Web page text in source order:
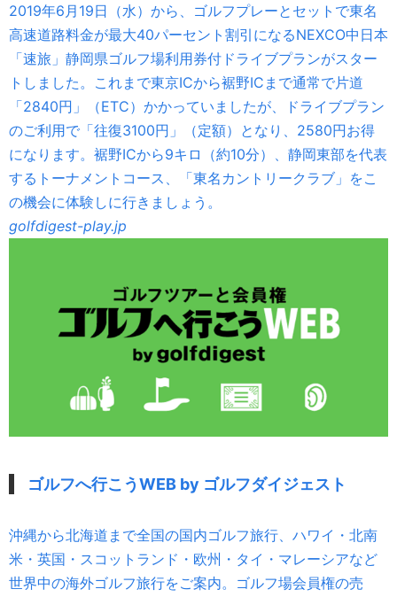
2019年6月19日（水）から、ゴルフプレーとセットで東名
高速道路料金が最大40パーセント割引になるNEXCO中日本
「速旅」静岡県ゴルフ場利用券付ドライブプランがスター
トしました。これまで東京ICから裾野ICまで通常で片道
「2840円」（ETC）かかっていましたが、ドライブプラン
のご利用で「往復3100円」（定額）となり、2580円お得
になります。裾野ICから9キロ（約10分）、静岡東部を代表
するトーナメントコース、「東名カントリークラブ」をこ
の機会に体験しに行きましょう。
golfdigest-play.jp
ゴルフへ行こうWEB by ゴルフダイジェスト
沖縄から北海道まで全国の国内ゴルフ旅行、ハワイ・北南
米・英国・スコットランド・欧州・タイ・マレーシアなど
世界中の海外ゴルフ旅行をご案内。ゴルフ場会員権の売